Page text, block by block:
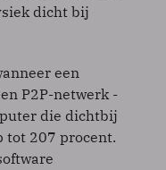
dicht bij
een
P2P-netwerk -
die dichtbij
tot 207 procent.